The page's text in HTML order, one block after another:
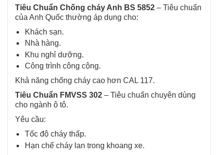
Tiêu Chuẩn Chống cháy Anh BS 5852 – Tiêu chuẩn
của Anh Quốc thường áp dụng cho:
Khách sạn.
Nhà hàng.
Khu nghỉ dưỡng.
Công trình công cộng.
Khả năng chống cháy cao hơn CAL 117.
Tiêu Chuẩn FMVSS 302 – Tiêu chuẩn chuyên dùng
cho ngành ô tô.
Yêu cầu:
Tốc độ cháy thấp.
Hạn chế cháy lan trong khoang xe.